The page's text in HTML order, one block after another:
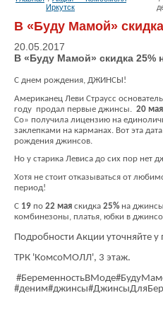
Иркутск
В «Буду Мамой»
20.05.2017
В «Буду Мамой» скидка 25%
С днем рождения, ДЖИНСЫ!
Американец Леви Страусс
году продал первые джинсы. 20
Co» получила лицензию на
заклепками на карманах. Вот эта
рождения джинсов.
Но у старика Левиса до сих пор нет
Хотя не стоит отказываться от
период!
С 19 по 22 мая скидка 25% на
комбинезоны, платья, юбки в
Подробности Акции уточняйте у
ТРК 'КомсоМОЛЛ', 3 этаж.